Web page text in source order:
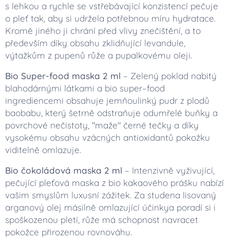
s lehkou a rychle se vstřebávající konzistencí pečuje
o pleť tak, aby si udržela potřebnou míru hydratace.
Kromě jiného ji chrání před vlivy znečištění, a to
především díky obsahu zklidňující levandule,
výtažkům z pupenů růže a pupalkovému oleji.
Bio Super-food maska 2 ml – Zelený poklad nabitý
blahodárnými látkami a bio super–food
ingrediencemi obsahuje jemňoulinký pudr z plodů
baobabu, který šetrně odstraňuje odumřelé buňky a
povrchové nečistoty, "maže" černé tečky a díky
vysokému obsahu vzácných antioxidantů pokožku
viditelně omlazuje.
Bio čokoládová maska 2 ml – Intenzivně vyživující,
pečující pleťová maska z bio kakaového prášku nabízí
vašim smyslům luxusní zážitek. Za studena lisovaný
arganový olej másilně omlazující účinkya poradí si i
spoškozenou pletí, růže má schopnost navracet
pokožce přirozenou rovnováhu.